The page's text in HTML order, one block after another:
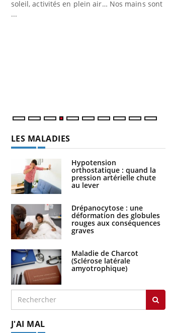
soleil, activités en plein air… Nos mains sont
...
LES MALADIES
Hypotension
orthostatique : quand la
pression artérielle chute
au lever
Drépanocytose : une
déformation des globules
rouges aux conséquences
graves
Maladie de Charcot
(Sclérose latérale
amyotrophique)
J'AI MAL